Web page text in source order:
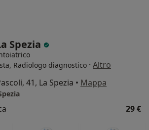
Spezia
Radiologo diagnostico · Altro
41, La Spezia • Mappa
29 €